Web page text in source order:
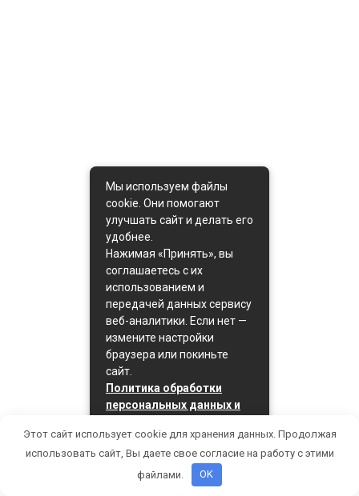
Мы используем файлы
cookie. Они помогают
улучшать сайт и делать его
удобнее.
Нажимая «Принять», вы
соглашаетесь с их
использованием и
передачей данных сервису
веб-аналитики. Если нет —
измените настройки
браузера или покиньте
сайт.
Политика обработки
персональных данных и
Принять
Этот сайт использует cookie для хранения данных. Продолжая
использовать сайт, Вы даете свое согласие на работу с этими
файлами.
OK